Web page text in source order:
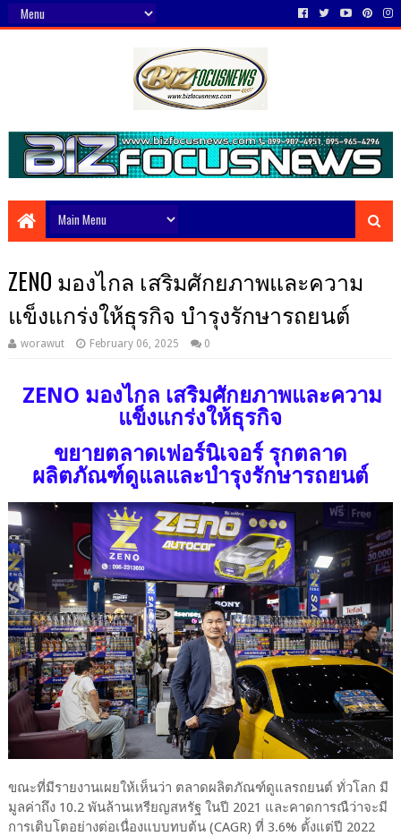
ZENO มองไกล เสริมศักยภาพและความ
แข็งแกร่งให้ธุรกิจ บำรุงรักษารถยนต์
worawut February 06, 2025 0
ZENO มองไกล เสริมศักยภาพและความ
แข็งแกร่งให้ธุรกิจ
ขยายตลาดเฟอร์นิเจอร์ รุกตลาด
ผลิตภัณฑ์ดูแลและบำรุงรักษารถยนต์
ขณะที่มีรายงานเผยให้เห็นว่า ตลาดผลิตภัณฑ์ดูแลรถยนต์ ทั่วโลก มี
มูลค่าถึง 10.2 พันล้านเหรียญสหรัฐ ในปี 2021 และคาดการณืว่าจะมี
การเติบโตอย่างต่อเนื่องแบบทบต้น (CAGR) ที่ 3.6% ตั้งแต่ปี 2022